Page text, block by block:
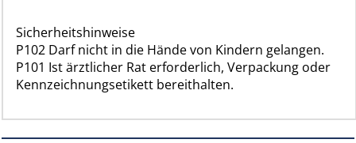
Sicherheitshinweise
P102 Darf nicht in die Hände von Kindern gelangen.
P101 Ist ärztlicher Rat erforderlich, Verpackung oder
Kennzeichnungsetikett bereithalten.